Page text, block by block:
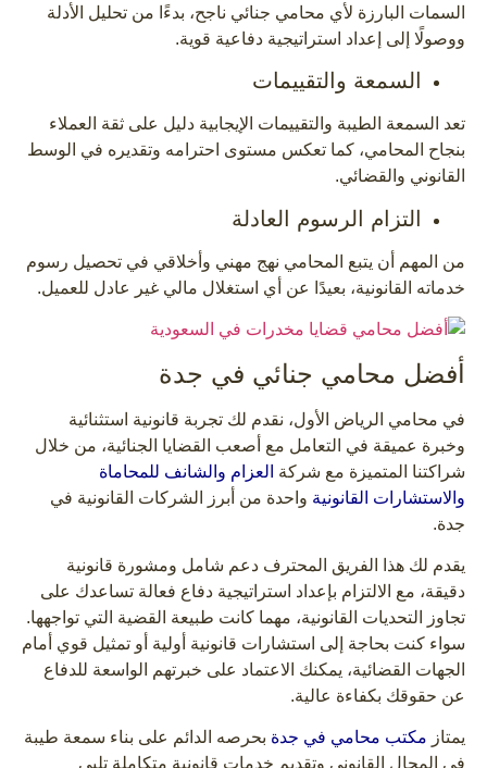
السمات البارزة لأي محامي جنائي ناجح، بدءًا من تحليل الأدلة
ووصولًا إلى إعداد استراتيجية دفاعية قوية.
السمعة والتقييمات
تعد السمعة الطيبة والتقييمات الإيجابية دليل على ثقة العملاء
بنجاح المحامي، كما تعكس مستوى احترامه وتقديره في الوسط
القانوني والقضائي.
التزام الرسوم العادلة
من المهم أن يتبع المحامي نهج مهني وأخلاقي في تحصيل رسوم
خدماته القانونية، بعيدًا عن أي استغلال مالي غير عادل للعميل.
أفضل محامي جنائي في جدة
في محامي الرياض الأول، نقدم لك تجربة قانونية استثنائية
وخبرة عميقة في التعامل مع أصعب القضايا الجنائية، من خلال
شراكتنا المتميزة مع شركة العزام والشانف للمحاماة
والاستشارات القانونية واحدة من أبرز الشركات القانونية في
جدة.
يقدم لك هذا الفريق المحترف دعم شامل ومشورة قانونية
دقيقة، مع الالتزام بإعداد استراتيجية دفاع فعالة تساعدك على
تجاوز التحديات القانونية، مهما كانت طبيعة القضية التي تواجهها.
سواء كنت بحاجة إلى استشارات قانونية أولية أو تمثيل قوي أمام
الجهات القضائية، يمكنك الاعتماد على خبرتهم الواسعة للدفاع
عن حقوقك بكفاءة عالية.
يمتاز مكتب محامي في جدة بحرصه الدائم على بناء سمعة طيبة
في المجال القانوني وتقديم خدمات قانونية متكاملة تلبي